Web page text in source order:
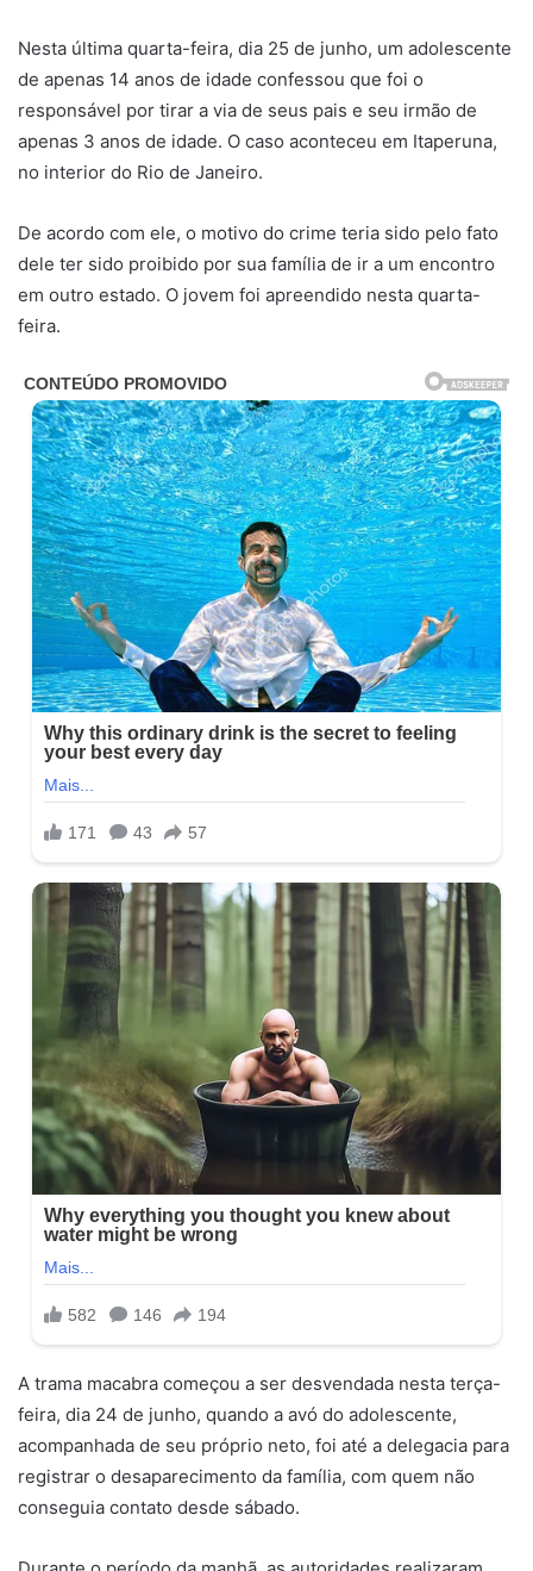
Nesta última quarta-feira, dia 25 de junho, um adolescente
de apenas 14 anos de idade confessou que foi o
responsável por tirar a via de seus pais e seu irmão de
apenas 3 anos de idade. O caso aconteceu em Itaperuna,
no interior do Rio de Janeiro.
De acordo com ele, o motivo do crime teria sido pelo fato
dele ter sido proibido por sua família de ir a um encontro
em outro estado. O jovem foi apreendido nesta quarta-
feira.
A trama macabra começou a ser desvendada nesta terça-
feira, dia 24 de junho, quando a avó do adolescente,
acompanhada de seu próprio neto, foi até a delegacia para
registrar o desaparecimento da família, com quem não
conseguia contato desde sábado.